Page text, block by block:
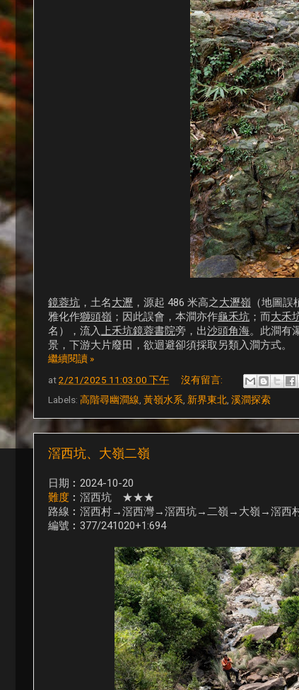
鏡蓉坑 ，土名大瀝 ，源起 486 米高之大瀝嶺 （地圖誤
雅化作獅頭嶺 ；因此誤會，本澗亦作龜禾坑 ；而大禾
名），流入
上禾坑鏡蓉書院旁，出沙頭角海。此澗有
景，下游大片廢田，欲迴避卻須採取另類入澗方式。
繼續閱讀 »
at2/21/2025 11:03:00 下午
沒有留言:
Labels: 高階尋幽澗線 黃嶺水系 新界東北 溪澗探索
滘西坑、大嶺二嶺
日期︰2024-10-20
難度 ︰滘西坑 ★★★
路線︰滘西村→滘西灣→滘西坑→二嶺→大嶺→滘西
編號︰377/241020+1:694